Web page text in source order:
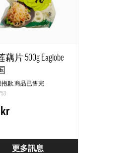
藕片 500g Eaglobe
很抱歉,商品已售完
更多訊息